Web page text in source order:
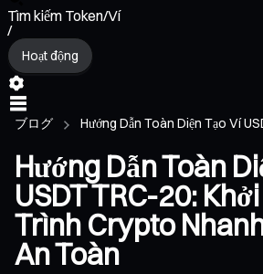
Tìm kiếm Token/Ví
/
Hoạt động
ブログ Hướng Dẫn Toàn Diện Tạo Ví
Hướng Dẫn Toàn
USDT TRC-20:
Trình Crypto
An Toàn